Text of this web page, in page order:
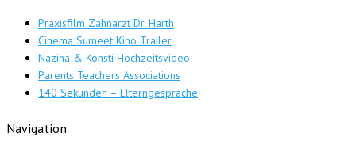
Praxisfilm Zahnarzt Dr. Harth
Cinema Sumeet Kino Trailer
Naziha & Konsti Hochzeitsvideo
Parents Teachers Associations
140 Sekunden – Elterngespräche
Navigation